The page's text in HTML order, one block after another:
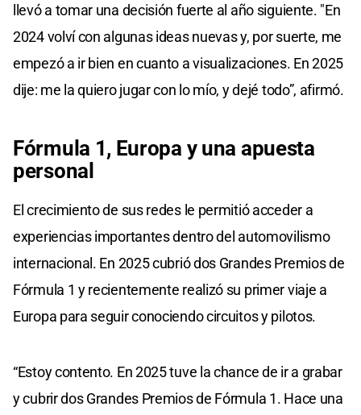
llevó a tomar una decisión fuerte al año siguiente. "En
2024 volví con algunas ideas nuevas y, por suerte, me
empezó a ir bien en cuanto a visualizaciones. En 2025
dije: me la quiero jugar con lo mío, y dejé todo”, afirmó.
Fórmula 1, Europa y una apuesta
personal
El crecimiento de sus redes le permitió acceder a
experiencias importantes dentro del automovilismo
internacional. En 2025 cubrió dos Grandes Premios de
Fórmula 1 y recientemente realizó su primer viaje a
Europa para seguir conociendo circuitos y pilotos.
“Estoy contento. En 2025 tuve la chance de ir a grabar
y cubrir dos Grandes Premios de Fórmula 1. Hace una